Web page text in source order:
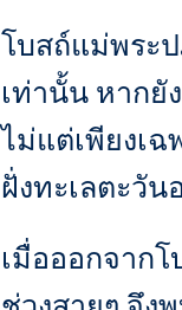
โบสถ์แม่พระ
เท่านั้น หากยั
ไม่แต่เพียงเ
ฝั่งทะเลตะวั
เมื่อออกจาก